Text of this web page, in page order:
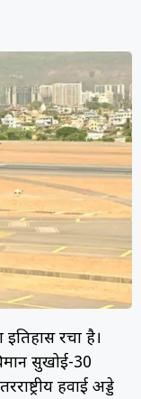
रचा है।
सुखोई-30
हवाई अड्डे